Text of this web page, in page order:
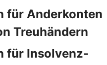
für Anderkonten
Treuhändern
für Insolvenz-